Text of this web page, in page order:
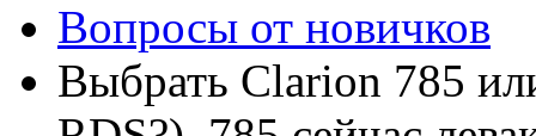
Вопросы от новичков
Выбрать Clarion 785